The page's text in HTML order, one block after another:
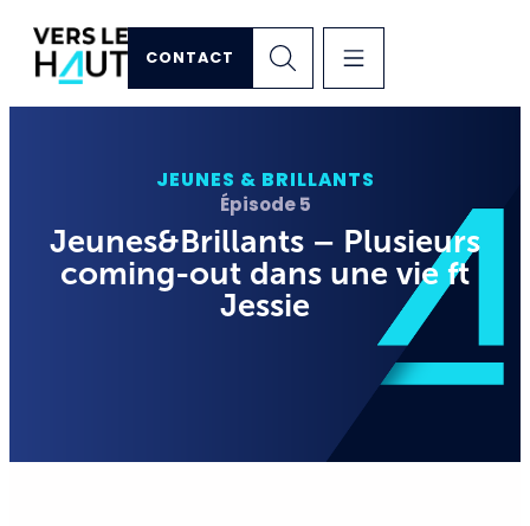
CONTACT
JEUNES & BRILLANTS
Épisode 5
Jeunes&Brillants – Plusieurs
coming-out dans une vie ft
Jessie